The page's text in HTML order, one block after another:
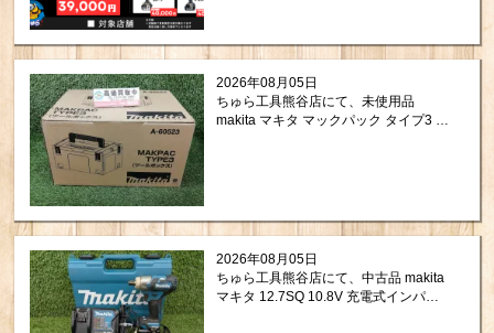
2026年08月05日
ちゅら工具熊谷店にて、未使用品
makita マキタ マックパック タイプ3 ツ
2026年08月05日
ちゅら工具熊谷店にて、中古品 makita
マキタ 12.7SQ 10.8V 充電式インパク